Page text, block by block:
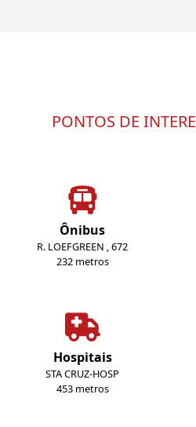
PONTOS DE
Ônibus
R. LOEFGREEN , 672
232 metros
Hospitais
STA CRUZ-HOSP
453 metros